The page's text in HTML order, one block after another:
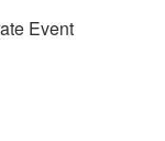
Event